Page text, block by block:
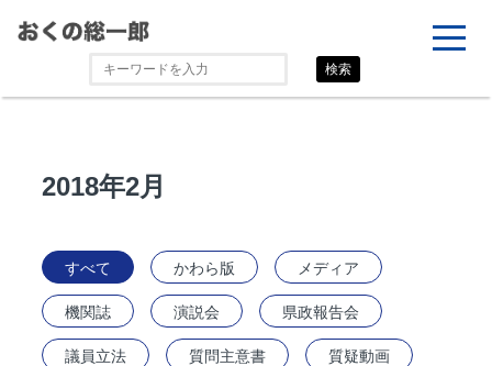
検索
2018年2月
すべて かわら版 メディア
機関誌 演説会 県政報告会
議員立法 質問主意書 質疑動画